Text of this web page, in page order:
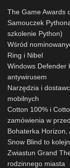
The Game Awards
Samouczek
szkolenie Python)
Wśród
Ring i Nibel
Windows Defender
antywirusem
Narzędzia i
mobilnych
Cotton 100% i
zamówienia w
Bohaterka Horizon,
Snow Blind to
Zwiastun Grand
rodzinnego miasta